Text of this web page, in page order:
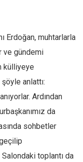
Erdoğan, muhtarlarla
ve gündemi
külliyeye
anlattı:
Ardından
da
sohbetler
toplantı da